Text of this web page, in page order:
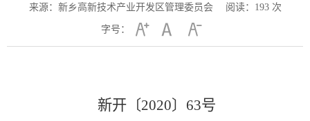
来源：新乡高新技术产业开发区管理委员会 阅读： 193次
字号：
新开〔2020〕63号